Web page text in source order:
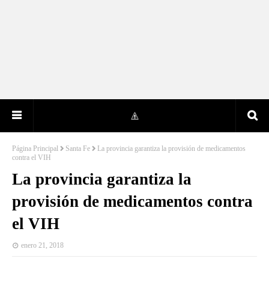
Página Principal Santa Fe
La provincia garantiza la provisión de medicamentos
contra el VIH
La provincia garantiza la
provisión de medicamentos contra
el VIH
enero 21, 2018